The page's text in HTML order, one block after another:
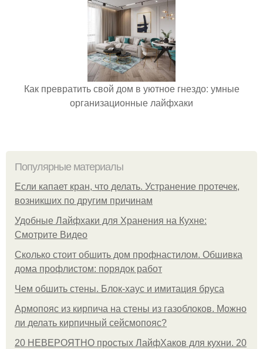
Как превратить свой дом в уютное гнездо: умные
организационные лайфхаки
Популярные материалы
Если капает кран, что делать. Устранение протечек,
возникших по другим причинам
Удобные Лайфхаки для Хранения на Кухне:
Смотрите Видео
Сколько стоит обшить дом профнастилом. Обшивка
дома профлистом: порядок работ
Чем обшить стены. Блок-хаус и имитация бруса
Армопояс из кирпича на стены из газоблоков. Можно
ли делать кирпичный сейсмопояс?
20 НЕВЕРОЯТНО простых ЛайфХаков для кухни. 20